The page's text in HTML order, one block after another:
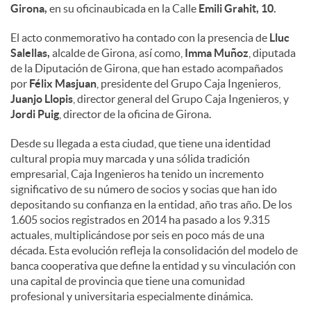
Girona, en su oficinaubicada en la Calle Emili Grahit, 10.
El acto conmemorativo ha contado con la presencia de Lluc
Salellas, alcalde de Girona, así como, Imma Muñoz , diputada
de la Diputación de Girona, que han estado acompañados
por Félix Masjuan , presidente del Grupo Caja Ingenieros,
Juanjo Llopis , director general del Grupo Caja Ingenieros, y
Jordi Puig , director de la oficina de Girona.
Desde su llegada a esta ciudad, que tiene una identidad
cultural propia muy marcada y una sólida tradición
empresarial, Caja Ingenieros ha tenido un incremento
significativo de su número de socios y socias que han ido
depositando su confianza en la entidad, año tras año. De los
1.605 socios registrados en 2014 ha pasado a los 9.315
actuales, multiplicándose por seis en poco más de una
década. Esta evolución refleja la consolidación del modelo de
banca cooperativa que define la entidad y su vinculación con
una capital de provincia que tiene una comunidad
profesional y universitaria especialmente dinámica.